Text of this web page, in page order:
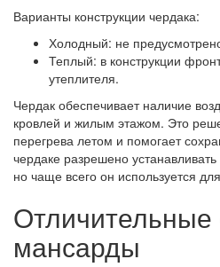
Варианты конструкции чердака:
Холодный: не
Теплый: в конструкции
утеплителя.
Чердак обеспечивает наличие
кровлей и жилым этажом. Это
перегрева летом и помогает
чердаке разрешено
но чаще всего он используется
Отличительные
мансарды